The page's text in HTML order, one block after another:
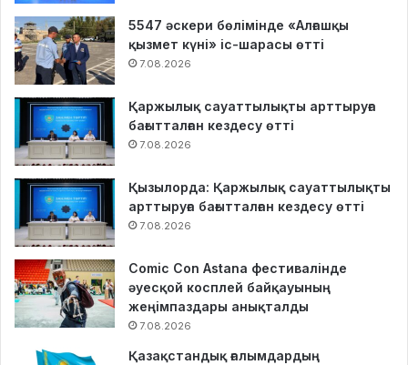
5547 әскери бөлімінде «Алғашқы
қызмет күні» іс-шарасы өтті
7.08.2026
Қаржылық сауаттылықты арттыруға
бағытталған кездесу өтті
7.08.2026
Қызылорда: Қаржылық сауаттылықты
арттыруға бағытталған кездесу өтті
7.08.2026
Comic Con Astana фестивалінде
әуесқой косплей байқауының
жеңімпаздары анықталды
7.08.2026
Қазақстандық ғалымдардың